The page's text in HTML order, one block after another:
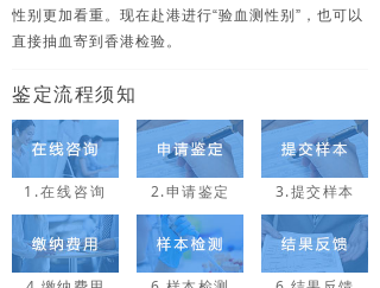
1.在线咨询 2.申请鉴定 3.提交样本
性别更加看重。现在赴港进行“验血测性别”，也可以
直接抽血寄到香港检验。
鉴定流程须知